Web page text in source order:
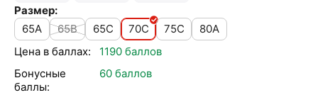
Размер:
65A
65B 65C 70C 75C
80A
Цена в баллах:
1190 баллов
Бонусные
баллы:
60 баллов